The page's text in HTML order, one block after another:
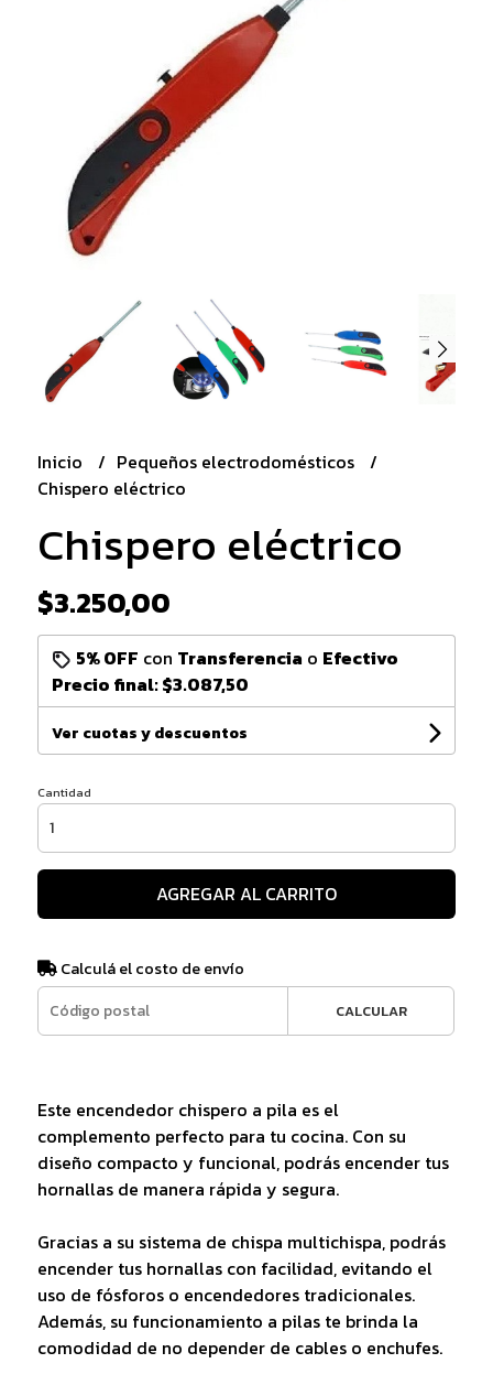
Inicio
Pequeños electrodomésticos
Chispero eléctrico
Chispero eléctrico
$3.250,00
5% OFF con Transferencia o Efectivo
Precio final:$3.087,50
Ver cuotas y descuentos
Cantidad
AGREGAR AL CARRITO
Calculá el costo de envío
CALCULAR
Este encendedor chispero a pila es el
complemento perfecto para tu cocina. Con su
diseño compacto y funcional, podrás encender tus
hornallas de manera rápida y segura.
Gracias a su sistema de chispa multichispa, podrás
encender tus hornallas con facilidad, evitando el
uso de fósforos o encendedores tradicionales.
Además, su funcionamiento a pilas te brinda la
comodidad de no depender de cables o enchufes.